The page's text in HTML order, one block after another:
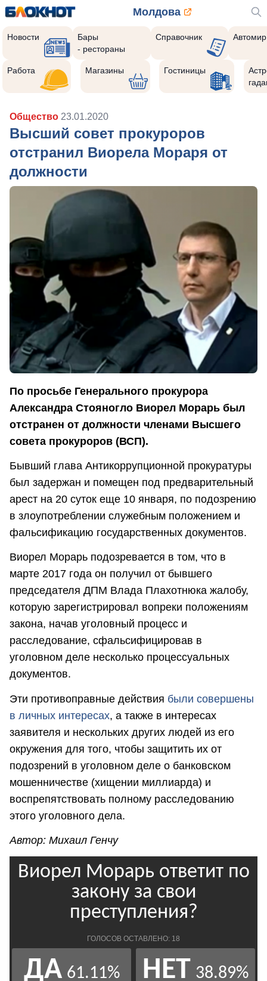
Молдова
Новости
Бары
- рестораны
Справочник Автомир
Работа Магазины Гостиницы
Общество 23.01.2020
Высший совет прокуроров
отстранил Виорела Мораря от
должности
По просьбе Генерального прокурора
Александра Стояногло Виорел Морарь был
отстранен от должности членами Высшего
совета прокуроров (ВСП).
Бывший глава Антикоррупционной прокуратуры
был задержан и помещен под предварительный
арест на 20 суток еще 10 января, по подозрению
в злоупотреблении служебным положением и
фальсификацию государственных документов.
Виорел Морарь подозревается в том, что в
марте 2017 года он получил от бывшего
председателя ДПМ Влада Плахотнюка жалобу,
которую зарегистрировал вопреки положениям
закона, начав уголовный процесс и
расследование, сфальсифицировав в
уголовном деле несколько процессуальных
документов.
Эти противоправные действия были совершены
в личных интересах, а также в интересах
заявителя и нескольких других людей из его
окружения для того, чтобы защитить их от
подозрений в уголовном деле о банковском
мошенничестве (хищении миллиарда) и
воспрепятствовать полному расследованию
этого уголовного дела.
Автор: Михаил Генчу